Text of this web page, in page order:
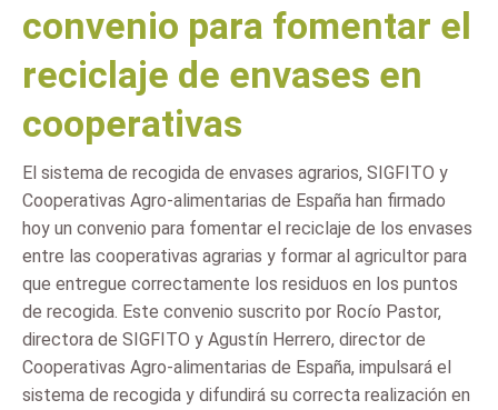
convenio para fomentar el
reciclaje de envases en
cooperativas
El sistema de recogida de envases agrarios, SIGFITO y
Cooperativas Agro-alimentarias de España han firmado
hoy un convenio para fomentar el reciclaje de los envases
entre las cooperativas agrarias y formar al agricultor para
que entregue correctamente los residuos en los puntos
de recogida. Este convenio suscrito por Rocío Pastor,
directora de SIGFITO y Agustín Herrero, director de
Cooperativas Agro-alimentarias de España, impulsará el
sistema de recogida y difundirá su correcta realización en